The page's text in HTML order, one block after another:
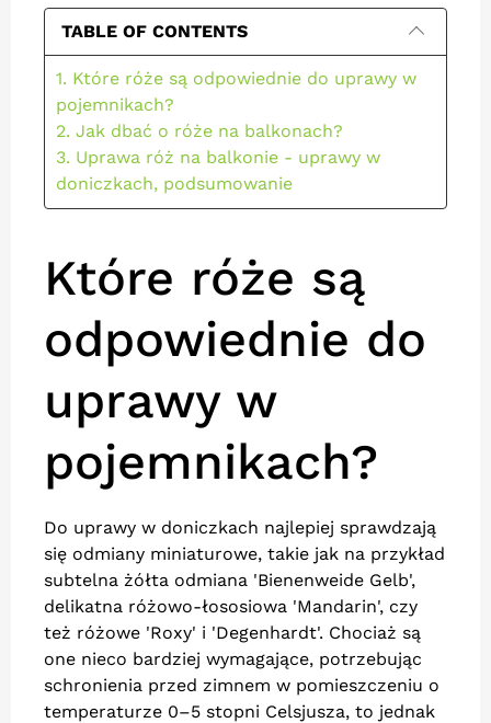
TABLE OF CONTENTS
1. Które róże są odpowiednie do uprawy w
pojemnikach?
2. Jak dbać o róże na balkonach?
3. Uprawa róż na balkonie - uprawy w
doniczkach, podsumowanie
Które róże są
odpowiednie do
uprawy w
pojemnikach?
Do uprawy w doniczkach najlepiej sprawdzają
się odmiany miniaturowe, takie jak na przykład
subtelna żółta odmiana 'Bienenweide Gelb',
delikatna różowo-łososiowa 'Mandarin', czy
też różowe 'Roxy' i 'Degenhardt'. Chociaż są
one nieco bardziej wymagające, potrzebując
schronienia przed zimnem w pomieszczeniu o
temperaturze 0–5 stopni Celsjusza, to jednak